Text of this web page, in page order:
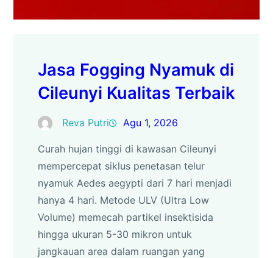
Jasa Fogging Nyamuk di
Cileunyi Kualitas Terbaik
Reva Putri Agu 1, 2026
Curah hujan tinggi di kawasan Cileunyi
mempercepat siklus penetasan telur
nyamuk Aedes aegypti dari 7 hari menjadi
hanya 4 hari. Metode ULV (Ultra Low
Volume) memecah partikel insektisida
hingga ukuran 5-30 mikron untuk
jangkauan area dalam ruangan yang